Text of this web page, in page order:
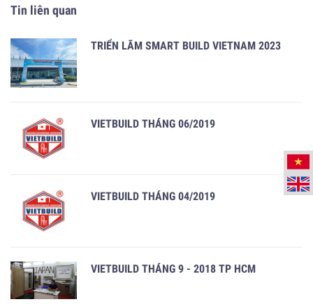
Tin liên quan
TRIỂN LÃM SMART BUILD VIETNAM 2023
VIETBUILD THÁNG 06/2019
VIETBUILD THÁNG 04/2019
VIETBUILD THÁNG 9 - 2018 TP HCM